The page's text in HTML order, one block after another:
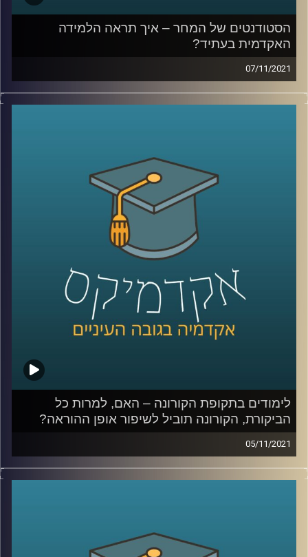
הסטודנטים של המחר – איך תראה הלמידה
האקדמית בעתיד?
07/11/2021
כיצד אוניברסיטאות בעולם כבר עכשיו משנות את אופן
הלמידה בהן כדי להתאים לעולם החדש? מה המגמות שרואים
עידן אלמוג, ראש היחידה לחדשנות בהוראה, יספר איך הוא
משער שתתקיים הלמידה באקדמיה בעתיד.
לשיחה על היחידה לחדשנות בהוראה:לחצו כאן
לשיחה על למידה בימי קורונה:
לחצו כאן
קרדיט תמונות:
AudioVersity
לימודים בתקופת הקורונה – האם, למרות כל
הביקורת, הקורונה תוביל לשיפור אופן ההוראה?
05/11/2021
הקורונה שינתה את האופן בו התנהלו הרבה ענפים ותחומים
ובהם גם ההוראה. וכך,כרעם ביום בהיר קיבלו כל העוסקים
עידן אלמוג, ראש היחידה לחדשנות בהוראה באוניברסיטת